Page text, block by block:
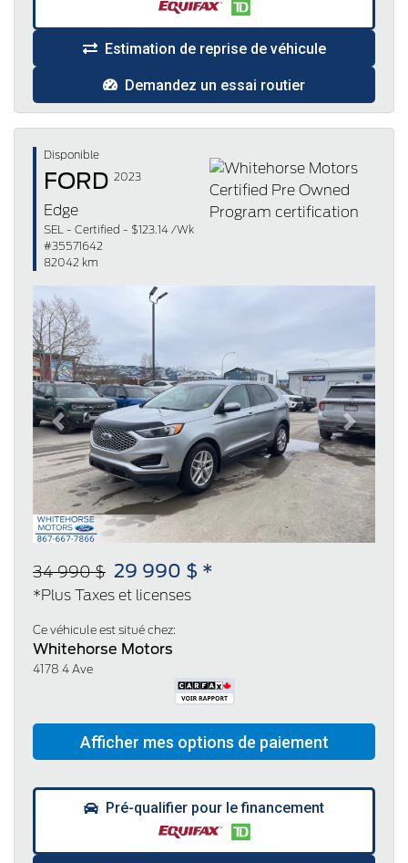
Estimation de reprise de véhicule
Demandez un essai routier
Disponible
FORD 2023
Edge
SEL - Certified - $123.14 /Wk
#35571642
82042 km
Previous Next
34 990 $ 29 990 $ *
*Plus Taxes et licenses
Ce véhicule est situé chez:
Whitehorse Motors
4178 4 Ave
Pré-qualifier pour le financement